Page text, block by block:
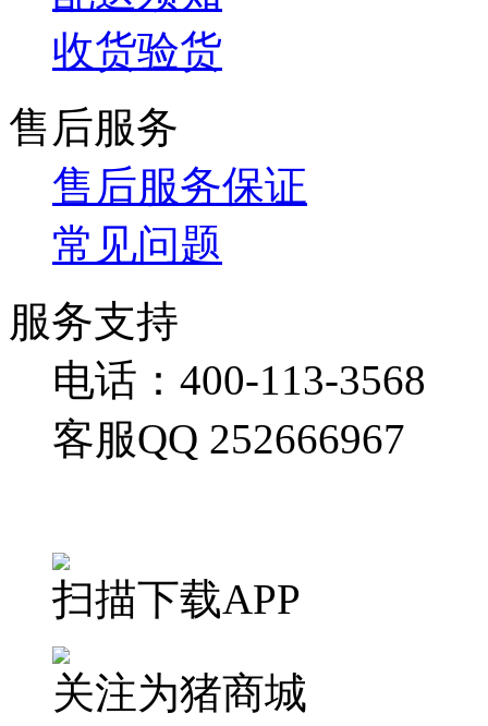
收货验货
售后服务
售后服务保证
常见问题
服务支持
电话：400-113-3568
客服QQ 252666967
扫描下载APP
关注为猪商城